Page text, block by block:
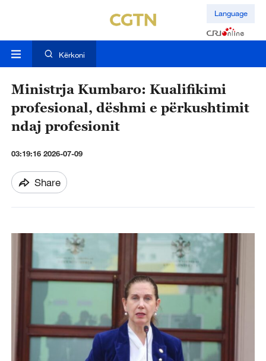
Language
Kërkoni
Ministrja Kumbaro: Kualifikimi
profesional, dëshmi e përkushtimit
ndaj profesionit
03:19:16 2026-07-09
Share